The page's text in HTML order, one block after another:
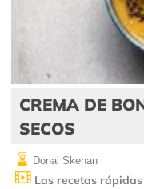
CREMA DE
SECOS
Donal Skehan
Las recetas